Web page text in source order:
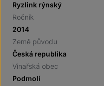
Ryzlink rýnský
Ročník
2014
Země původu
Česká republika
Vinařská obec
Podmolí